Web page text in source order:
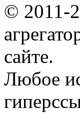
© 2011-
сайте.
Любое